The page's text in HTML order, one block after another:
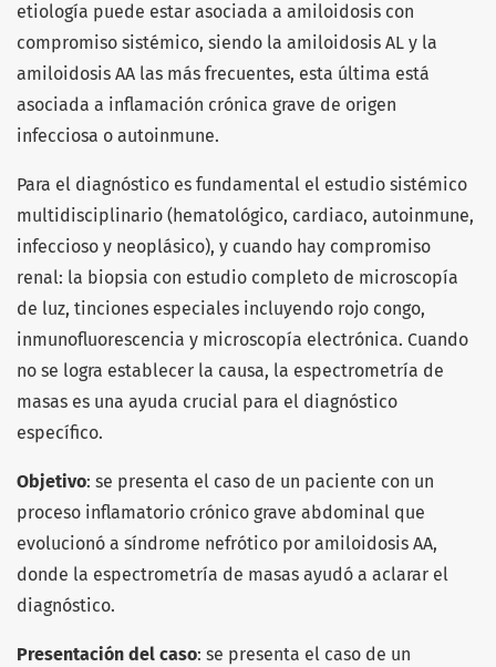
etiología puede estar asociada a amiloidosis con
compromiso sistémico, siendo la amiloidosis AL y la
amiloidosis AA las más frecuentes, esta última está
asociada a inflamación crónica grave de origen
infecciosa o autoinmune.
Para el diagnóstico es fundamental el estudio sistémico
multidisciplinario (hematológico, cardiaco, autoinmune,
infeccioso y neoplásico), y cuando hay compromiso
renal: la biopsia con estudio completo de microscopía
de luz, tinciones especiales incluyendo rojo congo,
inmunofluorescencia y microscopía electrónica. Cuando
no se logra establecer la causa, la espectrometría de
masas es una ayuda crucial para el diagnóstico
específico.
Objetivo: se presenta el caso de un paciente con un
proceso inflamatorio crónico grave abdominal que
evolucionó a síndrome nefrótico por amiloidosis AA,
donde la espectrometría de masas ayudó a aclarar el
diagnóstico.
Presentación del caso: se presenta el caso de un